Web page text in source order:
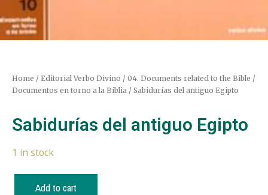
Home / Editorial Verbo Divino / 04. Documents related to the Bible /
Documentos en torno a la Biblia / Sabidurías del antiguo Egipto
Sabidurías del antiguo Egipto
1 in stock
Add to cart